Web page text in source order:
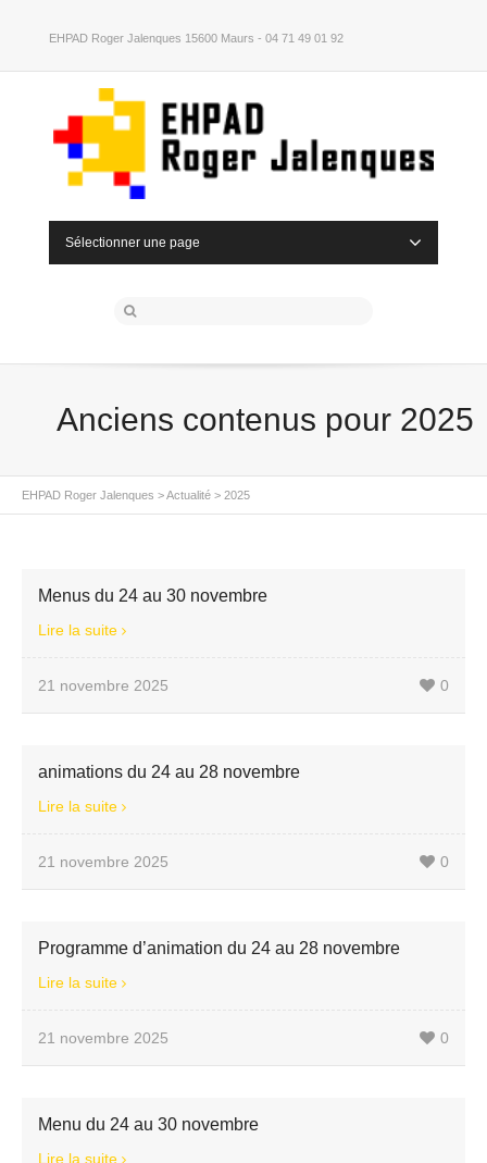
EHPAD Roger Jalenques 15600 Maurs - 04 71 49 01 92
Sélectionner une page
Anciens contenus pour 2025
EHPAD Roger Jalenques >Actualité > 2025
Menus du 24 au 30 novembre
Lire la suite
21 novembre 2025 0
animations du 24 au 28 novembre
Lire la suite
21 novembre 2025 0
Programme d’animation du 24 au 28 novembre
Lire la suite
21 novembre 2025 0
Menu du 24 au 30 novembre
Lire la suite